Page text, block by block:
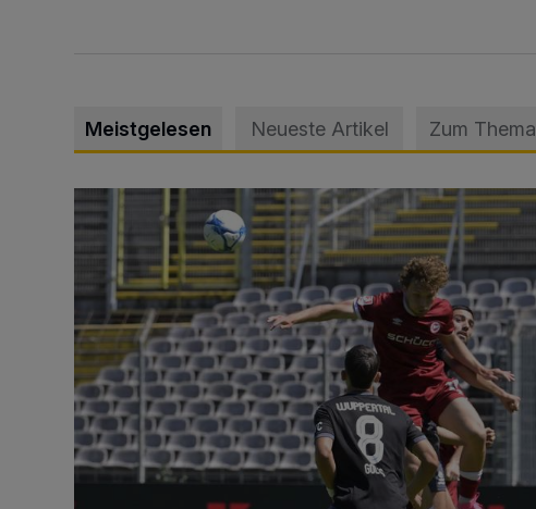
Meistgelesen Neueste Artikel Zum Thema
WSV: Übertragung im Barmer Bahnhof und klare Ansage